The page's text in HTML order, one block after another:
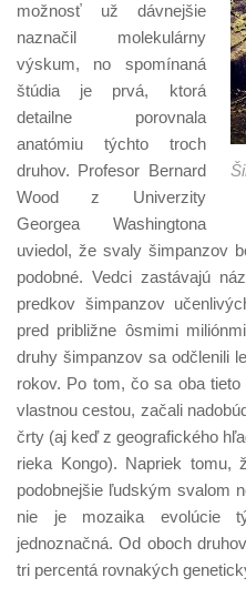
možnosť už dávnejšie
naznačil molekulárny
výskum, no spomínaná
štúdia je prvá, ktorá
detailne porovnala
anatómiu týchto troch
druhov. Profesor Bernard
Wood z Univerzity
Georgea Washingtona
uviedol, že svaly šimpanzov
podobné. Vedci zastávajú
predkov šimpanzov
pred približne ôsmimi
druhy šimpanzov sa odčlenili
rokov. Po tom, čo sa oba
vlastnou cestou, začali
črty (aj keď z geografického
rieka Kongo). Napriek tomu,
podobnejšie ľudským svalom
nie je mozaika evolúcie
jednoznačná. Od oboch
tri percentá rovnakých